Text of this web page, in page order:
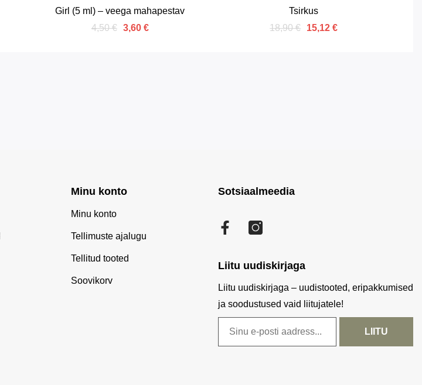
Girl (5 ml) – veega mahapestav
4,50 €
3,60 €
Tsirkus
18,90 €
15,12 €
Minu konto
Minu konto
Tellimuste ajalugu
Tellitud tooted
Soovikorv
Sotsiaalmeedia
Facebook
Liitu uudiskirjaga
Liitu uudiskirjaga – uudistooted, eripakkumised
ja soodustused vaid liitujatele!
LIITU